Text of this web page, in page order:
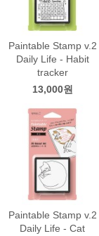
Paintable Stamp v.2
Daily Life - Habit
tracker
13,000원
Paintable Stamp v.2
Daily Life - Cat